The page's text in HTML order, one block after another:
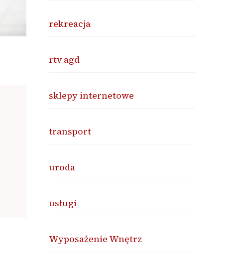
rekreacja
rtv agd
sklepy internetowe
transport
uroda
usługi
Wyposażenie Wnętrz